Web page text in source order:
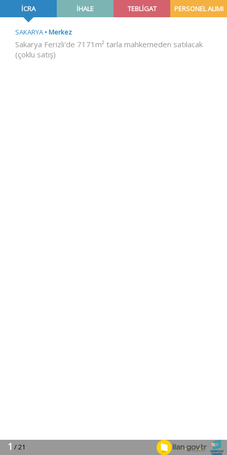
İCRA İHALE TEBLİGAT PERSONEL ALIMI
SAKARYA Merkez
Sakarya Ferizli'de 7171m² tarla mahkemeden satılacak
(çoklu satış)
1 / 21